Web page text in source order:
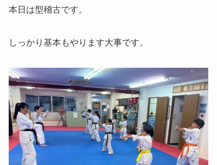
本日は型稽古です。
しっかり基本もやります大事です。